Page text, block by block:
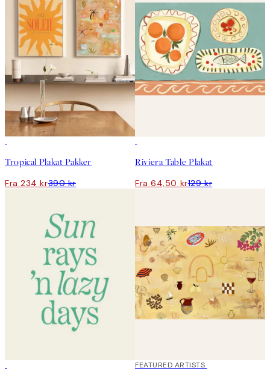
Tropical Plakat Pakker
Fra 234 kr390 kr
Riviera Table Plakat
Fra 64,50 kr129 kr
40%*
FEATURED ARTISTS